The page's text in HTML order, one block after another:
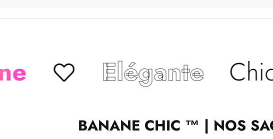
Elégante Chic
BANANE CHIC ™ | NOS